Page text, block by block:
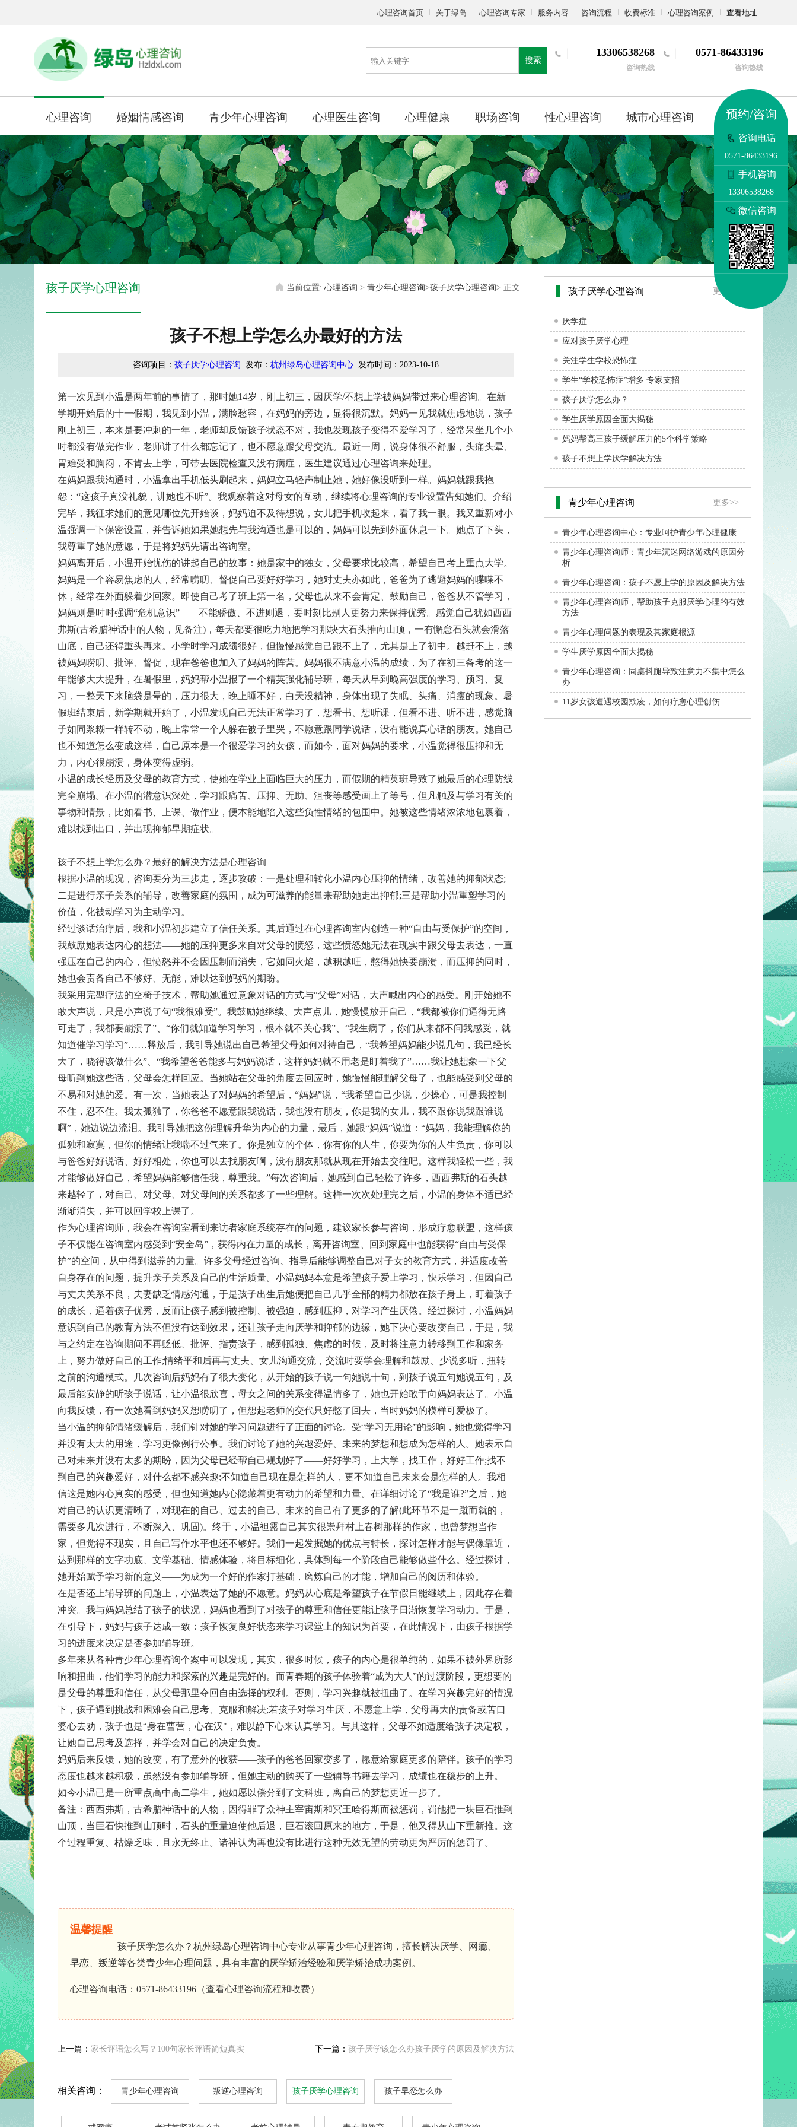
心理咨询首页 关于绿岛 心理咨询专家 服务内容 咨询流程 收费标准 心理咨询案例 查看地址
搜索
13306538268
咨询热线
0571-86433196
咨询热线
心理咨询 婚姻情感咨询 青少年心理咨询 心理医生咨询 心理健康 职场咨询 性心理咨询 城市心理咨询 更多
孩子厌学心理咨询 当前位置: 心理咨询 > 青少年心理咨询>孩子厌学心理咨询> 正文
孩子不想上学怎么办最好的方法
咨询项目： 孩子厌学心理咨询 发布： 杭州绿岛心理咨询中心 发布时间： 2023-10-18
第一次见到小温是两年前的事情了，那时她14岁，刚上初三，因厌学/不想上学被妈妈带过来心理咨询。在新
学期开始后的十一假期，我见到小温，满脸愁容，在妈妈的旁边，显得很沉默。妈妈一见我就焦虑地说，孩子
刚上初三，本来是要冲刺的一年，老师却反馈孩子状态不对，我也发现孩子变得不爱学习了，经常呆坐几个小
时都没有做完作业，老师讲了什么都忘记了，也不愿意跟父母交流。最近一周，说身体很不舒服，头痛头晕、
胃难受和胸闷，不肯去上学，可带去医院检查又没有病症，医生建议通过心理咨询来处理。
在妈妈跟我沟通时，小温拿出手机低头刷起来，妈妈立马轻声制止她，她好像没听到一样。妈妈就跟我抱
怨：“这孩子真没礼貌，讲她也不听”。我观察着这对母女的互动，继续将心理咨询的专业设置告知她们。介绍
完毕，我征求她们的意见哪位先开始谈，妈妈迫不及待想说，女儿把手机收起来，看了我一眼。我又重新对小
温强调一下保密设置，并告诉她如果她想先与我沟通也是可以的，妈妈可以先到外面休息一下。她点了下头，
我尊重了她的意愿，于是将妈妈先请出咨询室。
妈妈离开后，小温开始忧伤的讲起自己的故事：她是家中的独女，父母要求比较高，希望自己考上重点大学。
妈妈是一个容易焦虑的人，经常唠叨、督促自己要好好学习，她对丈夫亦如此，爸爸为了逃避妈妈的喋喋不
休，经常在外面躲着少回家。即使自己考了班上第一名，父母也从来不会肯定、鼓励自己，爸爸从不管学习，
妈妈则是时时强调“危机意识”——不能骄傲、不进则退，要时刻比别人更努力来保持优秀。感觉自己犹如西西
弗斯(古希腊神话中的人物，见备注)，每天都要很吃力地把学习那块大石头推向山顶，一有懈怠石头就会滑落
山底，自己还得重头再来。小学时学习成绩很好，但慢慢感觉自己跟不上了，尤其是上了初中。越赶不上，越
被妈妈唠叨、批评、督促，现在爸爸也加入了妈妈的阵营。妈妈很不满意小温的成绩，为了在初三备考的这一
年能够大大提升，在暑假里，妈妈帮小温报了一个精英强化辅导班，每天从早到晚高强度的学习、预习、复
习，一整天下来脑袋是晕的，压力很大，晚上睡不好，白天没精神，身体出现了失眠、头痛、消瘦的现象。暑
假班结束后，新学期就开始了，小温发现自己无法正常学习了，想看书、想听课，但看不进、听不进，感觉脑
子如同浆糊一样转不动，晚上常常一个人躲在被子里哭，不愿意跟同学说话，没有能说真心话的朋友。她自己
也不知道怎么变成这样，自己原本是一个很爱学习的女孩，而如今，面对妈妈的要求，小温觉得很压抑和无
力，内心很崩溃，身体变得虚弱。
小温的成长经历及父母的教育方式，使她在学业上面临巨大的压力，而假期的精英班导致了她最后的心理防线
完全崩塌。在小温的潜意识深处，学习跟痛苦、压抑、无助、沮丧等感受画上了等号，但凡触及与学习有关的
事物和情景，比如看书、上课、做作业，便本能地陷入这些负性情绪的包围中。她被这些情绪浓浓地包裹着，
难以找到出口，并出现抑郁早期症状。
孩子不想上学怎么办？最好的解决方法是心理咨询
根据小温的现况，咨询要分为三步走，逐步攻破：一是处理和转化小温内心压抑的情绪，改善她的抑郁状态;
二是进行亲子关系的辅导，改善家庭的氛围，成为可滋养的能量来帮助她走出抑郁;三是帮助小温重塑学习的
价值，化被动学习为主动学习。
经过谈话治疗后，我和小温初步建立了信任关系。其后通过在心理咨询室内创造一种“自由与受保护”的空间，
我鼓励她表达内心的想法——她的压抑更多来自对父母的愤怒，这些愤怒她无法在现实中跟父母去表达，一直
强压在自己的内心，但愤怒并不会因压制而消失，它如同火焰，越积越旺，憋得她快要崩溃，而压抑的同时，
她也会责备自己不够好、无能，难以达到妈妈的期盼。
我采用完型疗法的空椅子技术，帮助她通过意象对话的方式与“父母”对话，大声喊出内心的感受。刚开始她不
敢大声说，只是小声说了句“我很难受”。我鼓励她继续、大声点儿，她慢慢放开自己，“我都被你们逼得无路
可走了，我都要崩溃了”、“你们就知道学习学习，根本就不关心我”、“我生病了，你们从来都不问我感受，就
知道催学习学习”……释放后，我引导她说出自己希望父母如何对待自己，“我希望妈妈能少说几句，我已经长
大了，晓得该做什么”、“我希望爸爸能多与妈妈说话，这样妈妈就不用老是盯着我了”……我让她想象一下父
母听到她这些话，父母会怎样回应。当她站在父母的角度去回应时，她慢慢能理解父母了，也能感受到父母的
不易和对她的爱。有一次，当她表达了对妈妈的希望后，“妈妈”说，“我希望自己少说，少操心，可是我控制
不住，忍不住。我太孤独了，你爸爸不愿意跟我说话，我也没有朋友，你是我的女儿，我不跟你说我跟谁说
啊”，她边说边流泪。我引导她把这份理解升华为内心的力量，最后，她跟“妈妈”说道：“妈妈，我能理解你的
孤独和寂寞，但你的情绪让我喘不过气来了。你是独立的个体，你有你的人生，你要为你的人生负责，你可以
与爸爸好好说话、好好相处，你也可以去找朋友啊，没有朋友那就从现在开始去交往吧。这样我轻松一些，我
才能够做好自己，希望妈妈能够信任我，尊重我。”每次咨询后，她感到自己轻松了许多，西西弗斯的石头越
来越轻了，对自己、对父母、对父母间的关系都多了一些理解。这样一次次处理完之后，小温的身体不适已经
渐渐消失，并可以回学校上课了。
作为心理咨询师，我会在咨询室看到来访者家庭系统存在的问题，建议家长参与咨询，形成疗愈联盟，这样孩
子不仅能在咨询室内感受到“安全岛”，获得内在力量的成长，离开咨询室、回到家庭中也能获得“自由与受保
护”的空间，从中得到滋养的力量。许多父母经过咨询、指导后能够调整自己对子女的教育方式，并适度改善
自身存在的问题，提升亲子关系及自己的生活质量。小温妈妈本意是希望孩子爱上学习，快乐学习，但因自己
与丈夫关系不良，夫妻缺乏情感沟通，于是孩子出生后她便把自己几乎全部的精力都放在孩子身上，盯着孩子
的成长，逼着孩子优秀，反而让孩子感到被控制、被强迫，感到压抑，对学习产生厌倦。经过探讨，小温妈妈
意识到自己的教育方法不但没有达到效果，还让孩子走向厌学和抑郁的边缘，她下决心要改变自己，于是，我
与之约定在咨询期间不再贬低、批评、指责孩子，感到孤独、焦虑的时候，及时将注意力转移到工作和家务
上，努力做好自己的工作;情绪平和后再与丈夫、女儿沟通交流，交流时要学会理解和鼓励、少说多听，扭转
之前的沟通模式。几次咨询后妈妈有了很大变化，从开始的孩子说一句她说十句，到孩子说五句她说五句，及
最后能安静的听孩子说话，让小温很欣喜，母女之间的关系变得温情多了，她也开始敢于向妈妈表达了。小温
向我反馈，有一次她看到妈妈又想唠叨了，但想起老师的交代只好憋了回去，当时妈妈的模样可爱极了。
当小温的抑郁情绪缓解后，我们针对她的学习问题进行了正面的讨论。受“学习无用论”的影响，她也觉得学习
并没有太大的用途，学习更像例行公事。我们讨论了她的兴趣爱好、未来的梦想和想成为怎样的人。她表示自
己对未来并没有太多的期盼，因为父母已经帮自己规划好了——好好学习，上大学，找工作，好好工作;找不
到自己的兴趣爱好，对什么都不感兴趣;不知道自己现在是怎样的人，更不知道自己未来会是怎样的人。我相
信这是她内心真实的感受，但也知道她内心隐藏着更有动力的希望和力量。在详细讨论了“我是谁?”之后，她
对自己的认识更清晰了，对现在的自己、过去的自己、未来的自己有了更多的了解(此环节不是一蹴而就的，
需要多几次进行，不断深入、巩固)。终于，小温袒露自己其实很崇拜村上春树那样的作家，也曾梦想当作
家，但觉得不现实，且自己写作水平也还不够好。我们一起发掘她的优点与特长，探讨怎样才能与偶像靠近，
达到那样的文字功底、文学基础、情感体验，将目标细化，具体到每一个阶段自己能够做些什么。经过探讨，
她开始赋予学习新的意义——为成为一个好的作家打基础，磨炼自己的才能，增加自己的阅历和体验。
在是否还上辅导班的问题上，小温表达了她的不愿意。妈妈从心底是希望孩子在节假日能继续上，因此存在着
冲突。我与妈妈总结了孩子的状况，妈妈也看到了对孩子的尊重和信任更能让孩子日渐恢复学习动力。于是，
在引导下，妈妈与孩子达成一致：孩子恢复良好状态来学习课堂上的知识为首要，在此情况下，由孩子根据学
习的进度来决定是否参加辅导班。
多年来从各种青少年心理咨询个案中可以发现，其实，很多时候，孩子的内心是很单纯的，如果不被外界所影
响和扭曲，他们学习的能力和探索的兴趣是完好的。而青春期的孩子体验着“成为大人”的过渡阶段，更想要的
是父母的尊重和信任，从父母那里夺回自由选择的权利。否则，学习兴趣就被扭曲了。在学习兴趣完好的情况
下，孩子遇到挑战和困难会自己思考、克服和解决;若孩子对学习生厌，不愿意上学，父母再大的责备或苦口
婆心去劝，孩子也是“身在曹营，心在汉"，难以静下心来认真学习。与其这样，父母不如适度给孩子决定权，
让她自己思考及选择，并学会对自己的决定负责。
妈妈后来反馈，她的改变，有了意外的收获——孩子的爸爸回家变多了，愿意给家庭更多的陪伴。孩子的学习
态度也越来越积极，虽然没有参加辅导班，但她主动的购买了一些辅导书籍去学习，成绩也在稳步的上升。
如今小温已是一所重点高中高二学生，她如愿以偿分到了文科班，离自己的梦想更近一步了。
备注：西西弗斯，古希腊神话中的人物，因得罪了众神主宰宙斯和冥王哈得斯而被惩罚，罚他把一块巨石推到
山顶，当巨石快推到山顶时，石头的重量迫使他后退，巨石滚回原来的地方，于是，他又得从山下重新推。这
个过程重复、枯燥乏味，且永无终止。诸神认为再也没有比进行这种无效无望的劳动更为严厉的惩罚了。
温馨提醒
孩子厌学怎么办？杭州绿岛心理咨询中心专业从事青少年心理咨询，擅长解决厌学、网瘾、
早恋、叛逆等各类青少年心理问题，具有丰富的厌学矫治经验和厌学矫治成功案例。
心理咨询电话： 0571-86433196 （查看心理咨询流程和收费）
上一篇： 家长评语怎么写？100句家长评语简短真实 下一篇： 孩子厌学该怎么办孩子厌学的原因及解决方法
相关咨询： 青少年心理咨询 叛逆心理咨询 孩子厌学心理咨询 孩子早恋怎么办
孩子厌学心理咨询 更多>>
厌学症
应对孩子厌学心理
关注学生学校恐怖症
学生“学校恐怖症”增多 专家支招
孩子厌学怎么办？
学生厌学原因全面大揭秘
妈妈帮高三孩子缓解压力的5个科学策略
孩子不想上学厌学解决方法
青少年心理咨询 更多>>
青少年心理咨询中心：专业呵护青少年心理健康
青少年心理咨询师：青少年沉迷网络游戏的原因分
析
青少年心理咨询：孩子不愿上学的原因及解决方法
青少年心理咨询师，帮助孩子克服厌学心理的有效
方法
青少年心理问题的表现及其家庭根源
学生厌学原因全面大揭秘
青少年心理咨询：同桌抖腿导致注意力不集中怎么
办
11岁女孩遭遇校园欺凌，如何疗愈心理创伤
预约/咨询
咨询电话
0571-86433196
手机咨询
13306538268
微信咨询